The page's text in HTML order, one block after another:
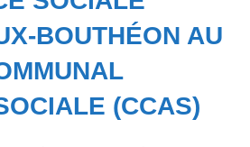
BOUTHÉON AU
(CCAS)